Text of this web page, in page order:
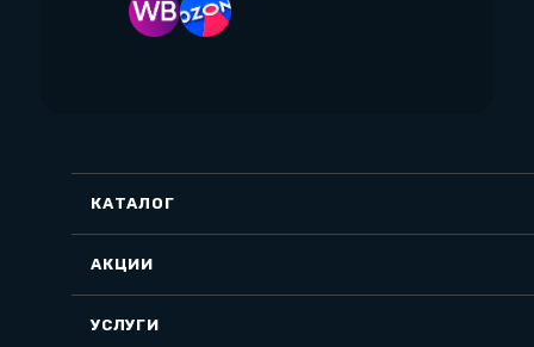
КАТАЛОГ
АКЦИИ
УСЛУГИ